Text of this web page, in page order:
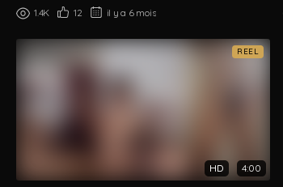
1.4K 12 il y a 6 mois
REEL
HD 4:00